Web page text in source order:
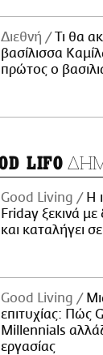
Διεθνή
Τι θα
βασίλισσα
πρώτος ο
LIFO
Good Living
Η
Friday ξεκινά με
και καταλήγει
Good Living
επιτυχίας: Πώς
Millennials
εργασίας